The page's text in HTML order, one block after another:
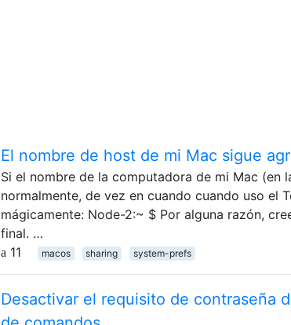
El nombre de host de mi Mac sigue
Si el nombre de la computadora de mi Mac
normalmente, de vez en cuando cuando uso el
mágicamente: Node-2:~ $ Por alguna razón,
final. …
11
macos sharing system-prefs
Desactivar el requisito de contraseña